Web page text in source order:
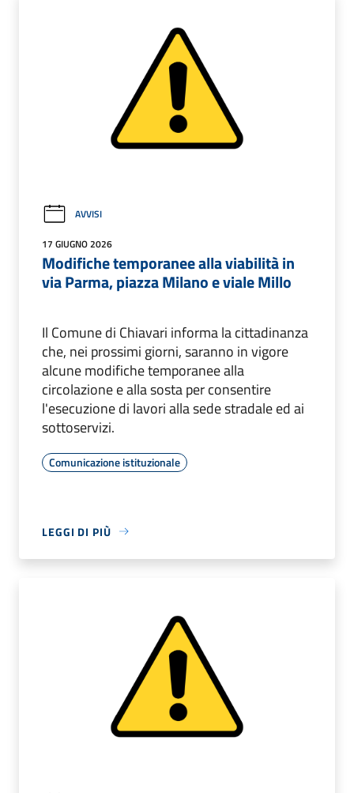
AVVISI
17 GIUGNO 2026
Modifiche temporanee alla viabilità in
via Parma, piazza Milano e viale Millo
Il Comune di Chiavari informa la cittadinanza
che, nei prossimi giorni, saranno in vigore
alcune modifiche temporanee alla
circolazione e alla sosta per consentire
l'esecuzione di lavori alla sede stradale ed ai
sottoservizi.
Comunicazione istituzionale
LEGGI DI PIÙ